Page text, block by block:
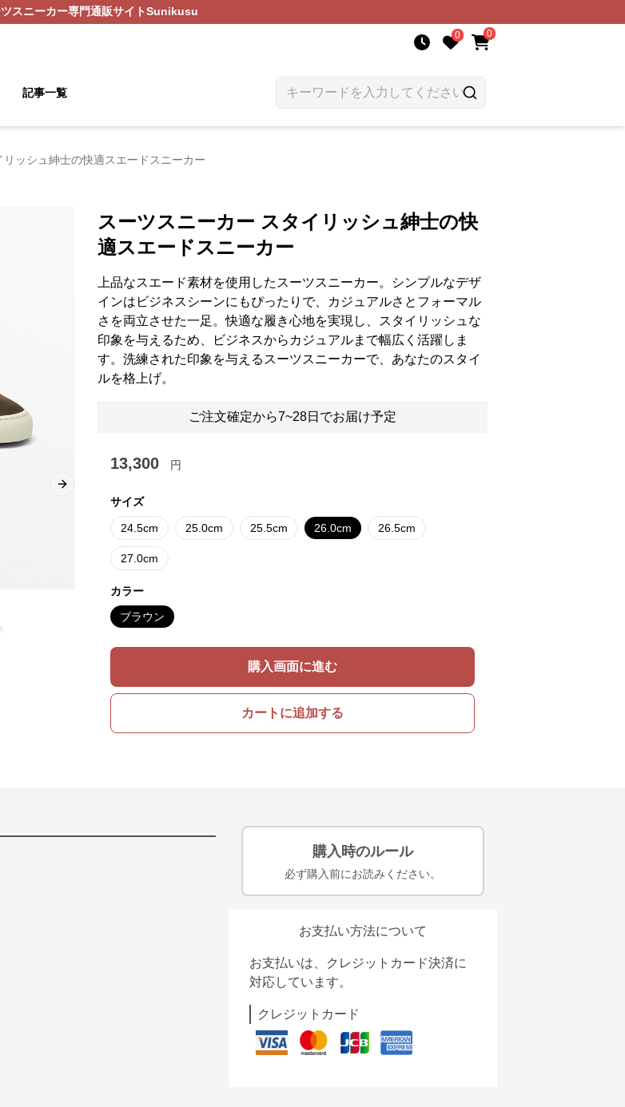
スニーカー専門通販サイトSunikusu
0 0
記事一覧
ッシュ紳士の快適スエードスニーカー
Next slide
スーツスニーカー スタイリッシュ紳士の快
適スエードスニーカー
上品なスエード素材を使用したスーツスニーカー。シンプルなデザ
インはビジネスシーンにもぴったりで、カジュアルさとフォーマル
さを両立させた一足。快適な履き心地を実現し、スタイリッシュな
印象を与えるため、ビジネスからカジュアルまで幅広く活躍しま
す。洗練された印象を与えるスーツスニーカーで、あなたのスタイ
ルを格上げ。
ご注文確定から7~28日でお届け予定
13,300 円
サイズ
24.5cm 25.0cm 25.5cm 26.0cm 26.5cm
27.0cm
カラー
ブラウン
購入画面に進む
カートに追加する
購入時のルール
必ず購入前にお読みください。
お支払い方法について
お支払いは、クレジットカード決済に
対応しています。
クレジットカード